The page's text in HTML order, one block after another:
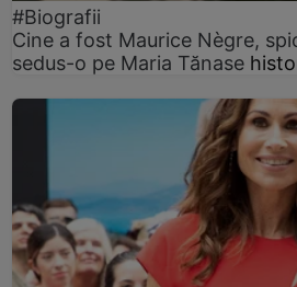
#Biografii
Cine a fost Maurice Nègre,
sedus-o pe Maria Tănase